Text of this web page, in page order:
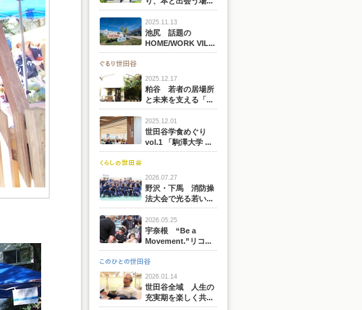
2025.11.13
池尻 話題の
HOME/WORK VIL...
2025.12.17
粕谷 若者の居場所
と未来を支える「...
2025.12.01
世田谷学食めぐり
vol.1 「駒澤大学 ...
2026.07.27
野沢・下馬 消防操
法大会で光る若い...
2026.05.25
宇奈根 “Be a
Movement.”リコ...
2026.01.14
世田谷全域 人生の
充実期を楽しく共...